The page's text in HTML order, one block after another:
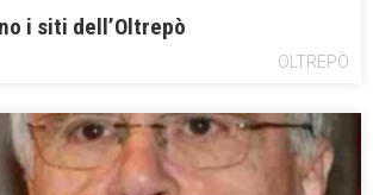
i siti dell’Oltrepò
OLTREPÒ